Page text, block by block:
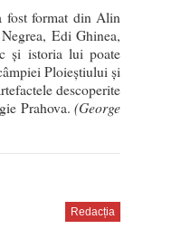
fost format din Alin
Edi Ghinea,
și istoria lui poate
Ploieștiului și
descoperite
Prahova. (George
Redacția